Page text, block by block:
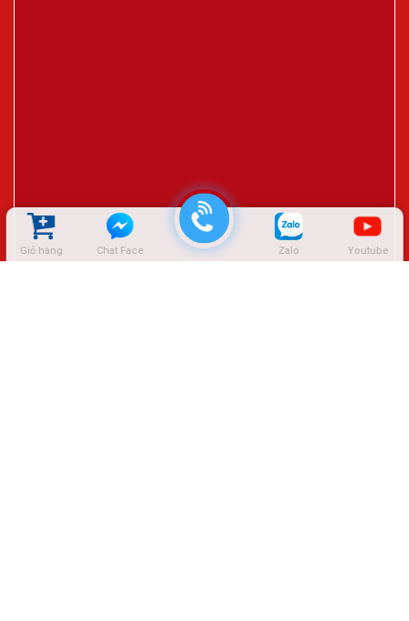
Giỏ hàng Chat Face Zalo Youtube